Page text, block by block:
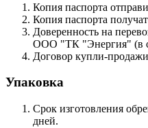
Копия паспорта
Копия паспорта
Доверенность на
ООО "ТК "Энергия" (в
Договор купли-
Упаковка
Срок изготовления
дней.